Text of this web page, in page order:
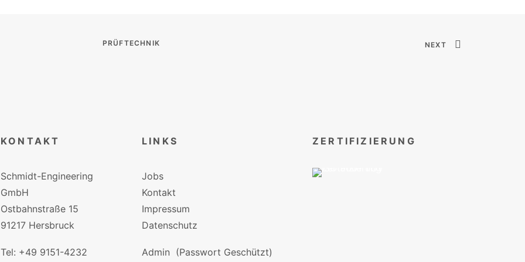
PRÜFTECHNIK NEXT
KONTAKT
Schmidt-Engineering
GmbH
Ostbahnstraße 15
91217 Hersbruck
Tel: +49 9151-4232
LINKS
Jobs
Kontakt
Impressum
Datenschutz
Admin (Passwort Geschützt)
ZERTIFIZIERUNG